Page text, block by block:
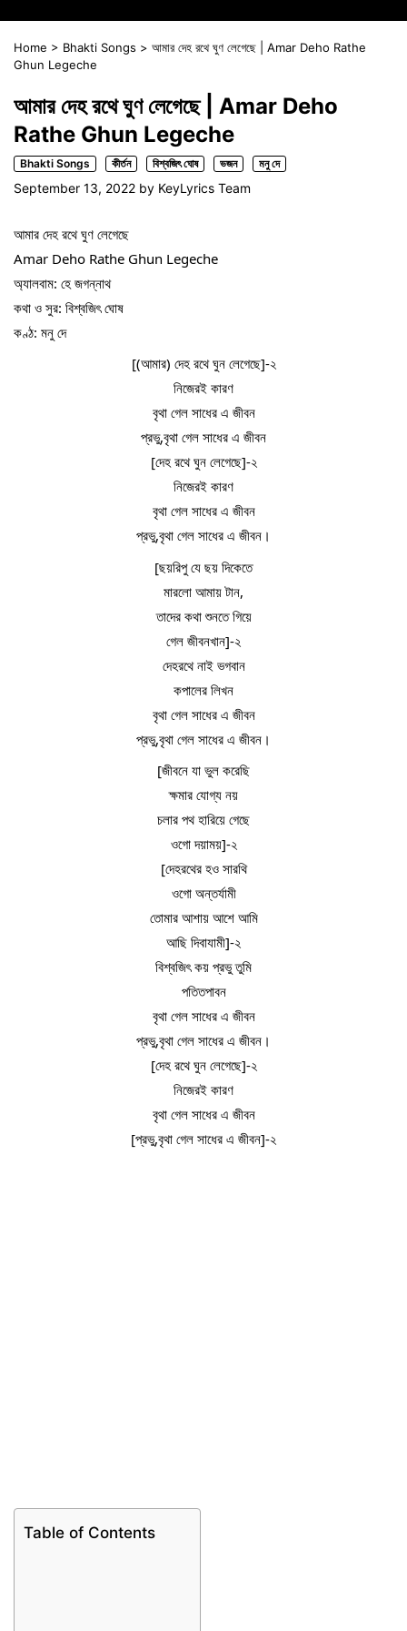
Home > Bhakti Songs > আমার দেহ রথে ঘুণ লেগেছে | Amar Deho Rathe
Ghun Legeche
আমার দেহ রথে ঘুণ লেগেছে | Amar Deho
Rathe Ghun Legeche
Bhakti Songs কীর্তন বিশ্বজিৎ ঘোষ ভজন মনু দে
September 13, 2022 by KeyLyrics Team
আমার দেহ রথে ঘুণ লেগেছে
Amar Deho Rathe Ghun Legeche
অ্যালবাম: হে জগন্নাথ
কথা ও সুর: বিশ্বজিৎ ঘোষ
কণ্ঠ: মনু দে
[(আমার) দেহ রথে ঘুন লেগেছে]-২
নিজেরই কারণ
বৃথা গেল সাধের এ জীবন
প্রভু,বৃথা গেল সাধের এ জীবন
[দেহ রথে ঘুন লেগেছে]-২
নিজেরই কারণ
বৃথা গেল সাধের এ জীবন
প্রভু,বৃথা গেল সাধের এ জীবন।
[ছয়রিপু যে ছয় দিকেতে
মারলো আমায় টান,
তাদের কথা শুনতে গিয়ে
গেল জীবনখান]-২
দেহরথে নাই ভগবান
কপালের লিখন
বৃথা গেল সাধের এ জীবন
প্রভু,বৃথা গেল সাধের এ জীবন।
[জীবনে যা ভুল করেছি
ক্ষমার যোগ্য নয়
চলার পথ হারিয়ে গেছে
ওগো দয়াময়]-২
[দেহরথের হও সারথি
ওগো অন্তর্যামী
তোমার আশায় আশে আমি
আছি দিবাযামী]-২
বিশ্বজিৎ কয় প্রভু তুমি
পতিতপাবন
বৃথা গেল সাধের এ জীবন
প্রভু,বৃথা গেল সাধের এ জীবন।
[দেহ রথে ঘুন লেগেছে]-২
নিজেরই কারণ
বৃথা গেল সাধের এ জীবন
[প্রভু,বৃথা গেল সাধের এ জীবন]-২
Table of Contents